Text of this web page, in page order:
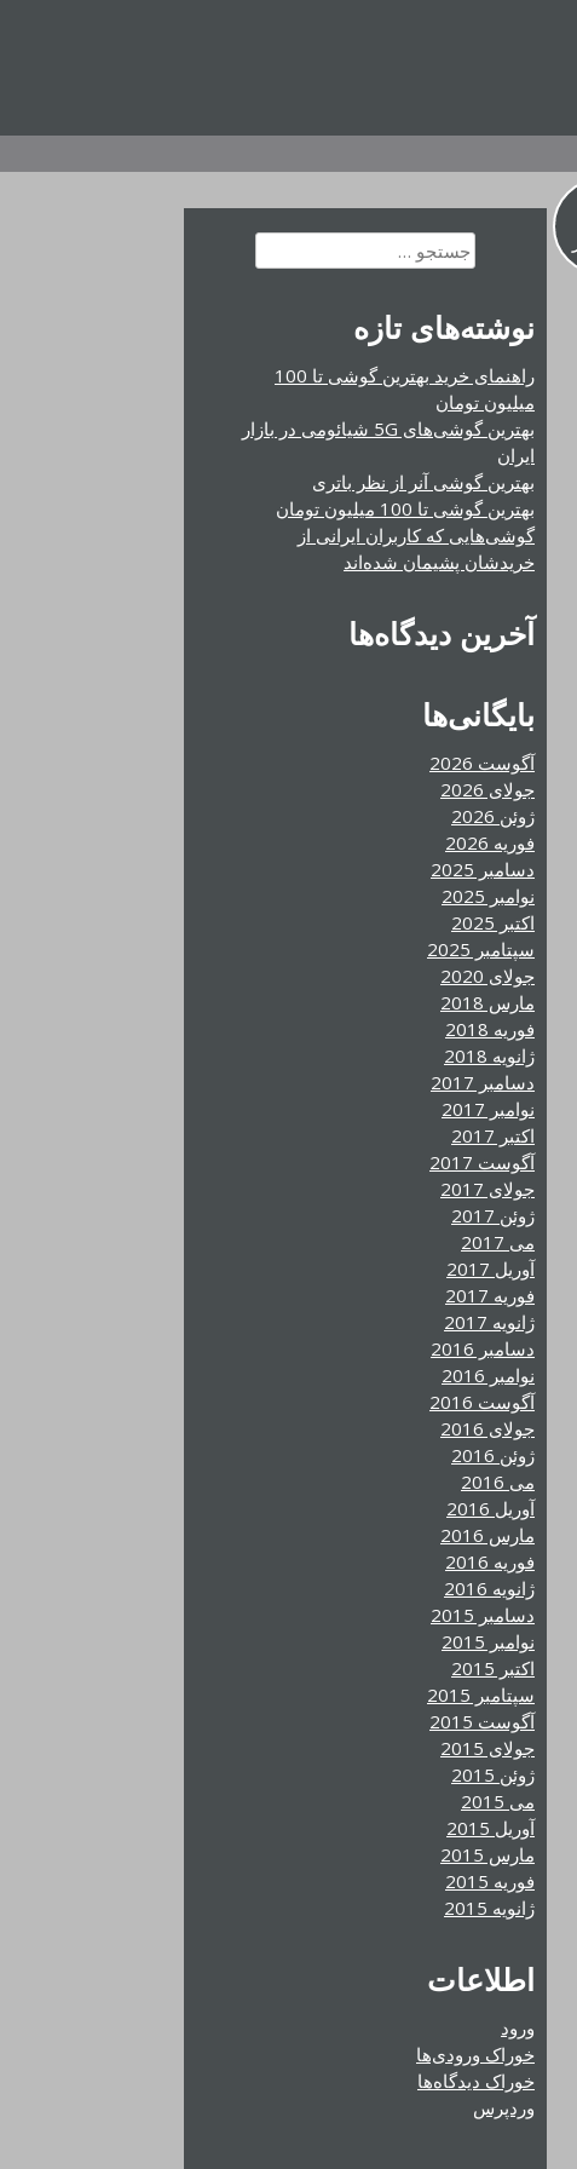
جستجو
برای:
نوشته‌های تازه
راهنمای خرید بهترین گوشی تا 100
میلیون تومان
بهترین گوشی‌های 5G شیائومی در بازار
ایران
بهترین گوشی آنر از نظر باتری
بهترین گوشی تا 100 میلیون تومان
گوشی‌هایی که کاربران ایرانی از
خریدشان پشیمان شده‌اند
آخرین دیدگاه‌ها
بایگانی‌ها
آگوست 2026
جولای 2026
ژوئن 2026
فوریه 2026
دسامبر 2025
نوامبر 2025
اکتبر 2025
سپتامبر 2025
جولای 2020
مارس 2018
فوریه 2018
ژانویه 2018
دسامبر 2017
نوامبر 2017
اکتبر 2017
آگوست 2017
جولای 2017
ژوئن 2017
می 2017
آوریل 2017
فوریه 2017
ژانویه 2017
دسامبر 2016
نوامبر 2016
آگوست 2016
جولای 2016
ژوئن 2016
می 2016
آوریل 2016
مارس 2016
فوریه 2016
ژانویه 2016
دسامبر 2015
نوامبر 2015
اکتبر 2015
سپتامبر 2015
آگوست 2015
جولای 2015
ژوئن 2015
می 2015
آوریل 2015
مارس 2015
فوریه 2015
ژانویه 2015
اطلاعات
ورود
خوراک ورودی‌ها
خوراک دیدگاه‌ها
وردپرس